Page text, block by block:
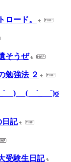
ロード。
そうぜ
勉強法 ２
) ( ´_ゝ`)σ
日記
受験生日記